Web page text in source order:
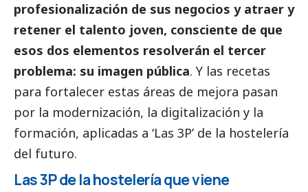
profesionalización de sus negocios y atraer y
retener el talento joven, consciente de que
esos dos elementos resolverán el tercer
problema: su imagen pública. Y las recetas
para fortalecer estas áreas de mejora pasan
por la modernización, la digitalización y la
formación, aplicadas a ‘Las 3P’ de la hostelería
del futuro.
Las 3P de la hostelería que viene